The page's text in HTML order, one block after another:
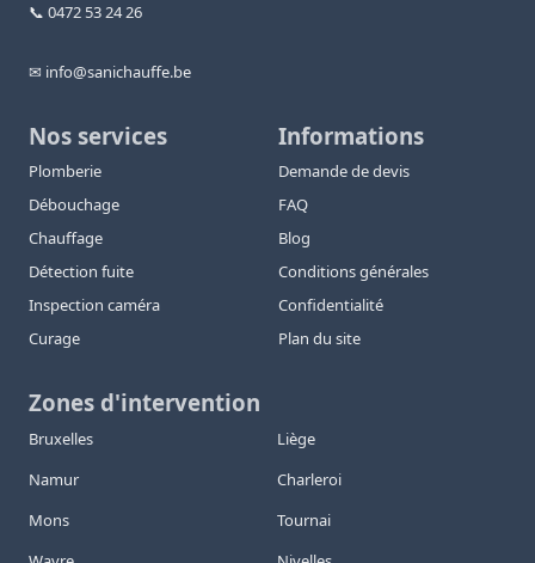
📞 0472 53 24 26
✉ info@sanichauffe.be
Nos services
Plomberie
Débouchage
Chauffage
Détection fuite
Inspection caméra
Curage
Informations
Demande de devis
FAQ
Blog
Conditions générales
Confidentialité
Plan du site
Zones d'intervention
Bruxelles
Liège
Namur
Charleroi
Mons
Tournai